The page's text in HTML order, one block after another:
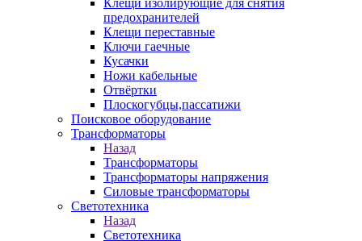
Клещи изолирующие для снятия
предохранителей
Клещи переставные
Ключи гаечные
Кусачки
Ножи кабельные
Отвёртки
Плоскогубцы,пассатижи
Поисковое оборудование
Трансформаторы
Назад
Трансформаторы
Трансформаторы напряжения
Силовые трансформаторы
Светотехника
Назад
Светотехника